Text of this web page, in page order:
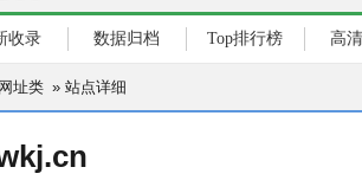
收录 数据归档 Top排行榜 高
网址类 » 站点详细